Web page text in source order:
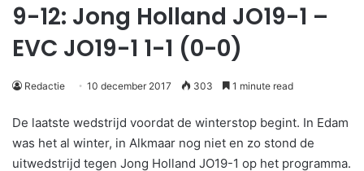
9-12: Jong Holland JO19-1 –
EVC JO19-1 1-1 (0-0)
Redactie 10 december 2017 303 1 minute read
De laatste wedstrijd voordat de winterstop begint. In Edam
was het al winter, in Alkmaar nog niet en zo stond de
uitwedstrijd tegen Jong Holland JO19-1 op het programma.